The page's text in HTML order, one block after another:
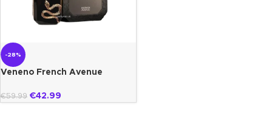
-28%
Veneno French Avenue
€59.99 €42.99